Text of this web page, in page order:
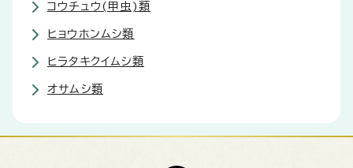
コウチュウ(甲虫)類
ヒョウホンムシ類
ヒラタキクイムシ類
オサムシ類